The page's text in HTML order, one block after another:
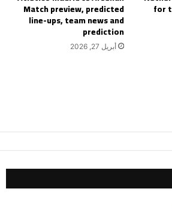
for
Match preview, predicted
line-ups, team news and
prediction
أبريل 27, 2026